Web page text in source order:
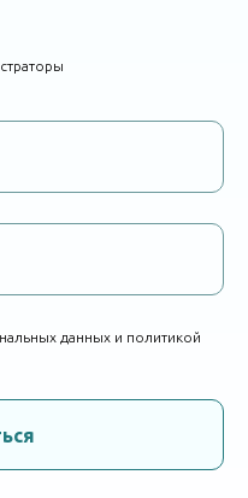
данных и политикой